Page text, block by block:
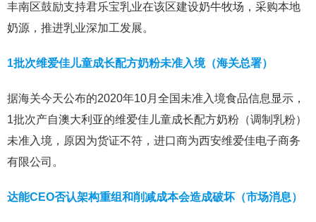
丰南区鼓励支持君乐宝乳业在该区建设奶牛牧场，采购本地
奶源，推进乳业深加工发展。
1批次维爱佳儿童成长配方奶粉未准入境（海关总署）
据海关今天公布的2020年10月全国未准入境食品信息显示，
1批次产自澳大利亚的维爱佳儿童成长配方奶粉（调制乳粉）
未准入境，原因为货证不符，进口商为西安维爱佳电子商务
有限公司。
达能CEO否认架构重组和削减成本会造成破坏（市场消息）